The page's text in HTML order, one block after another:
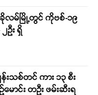
ခိုလမ်မြို့တွင် ကိုဗစ်-၁၉
ဦး ရှိ
သစ်တင် ကား ၁၃ စီး
ောင်း တဦး ဖမ်းဆီးရ